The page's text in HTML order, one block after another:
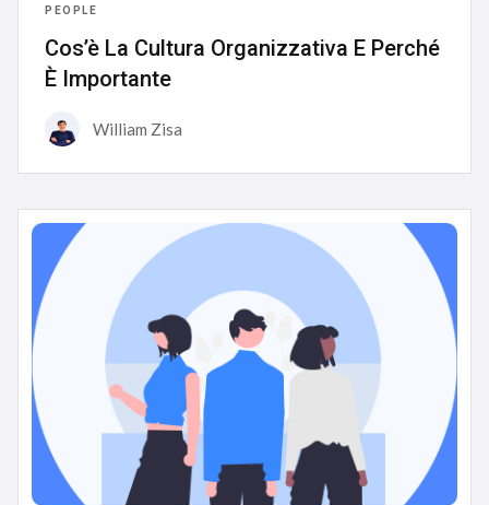
PEOPLE
Cos’è La Cultura Organizzativa E Perché
È Importante
William Zisa